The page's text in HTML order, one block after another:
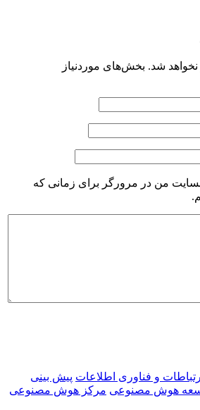
شد. بخش‌های موردنیاز
من در مرورگر برای زمانی که
و فناوری اطلاعات پیش بینی
هوش مصنوعی مرکز هوش مصنوعی